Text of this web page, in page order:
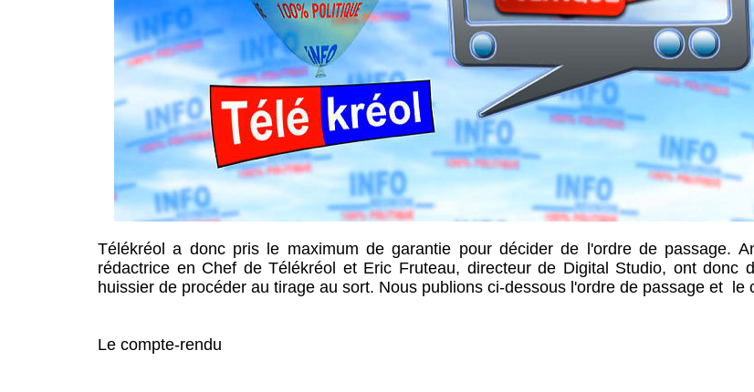
Télékréol a donc pris le maximum de garantie pour décider de l'ordre de passage.
rédactrice en Chef de Télékréol et Eric Fruteau, directeur de Digital Studio, ont donc
huissier de procéder au tirage au sort. Nous publions ci-dessous l'ordre de passage et le
Le compte-rendu